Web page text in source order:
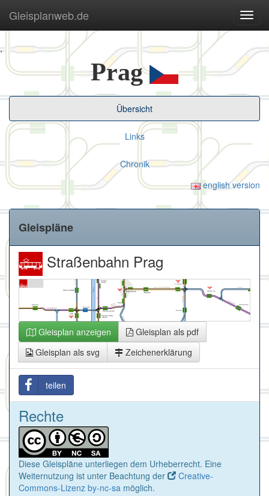
,
ein-/
Gleisplanweb.de
Prag
Übersicht
Links
Chronik
english version
Gleispläne
Straßenbahn Prag
Gleisplan anzeigen
Gleisplan als pdf
Gleisplan als svg
Zeichenerklärung
teilen
Rechte
Diese Gleispläne unterliegen dem Urheberrecht. Eine
Weiternutzung ist unter Beachtung der
Creative-
Commons-Lizenz by-nc-sa möglich.